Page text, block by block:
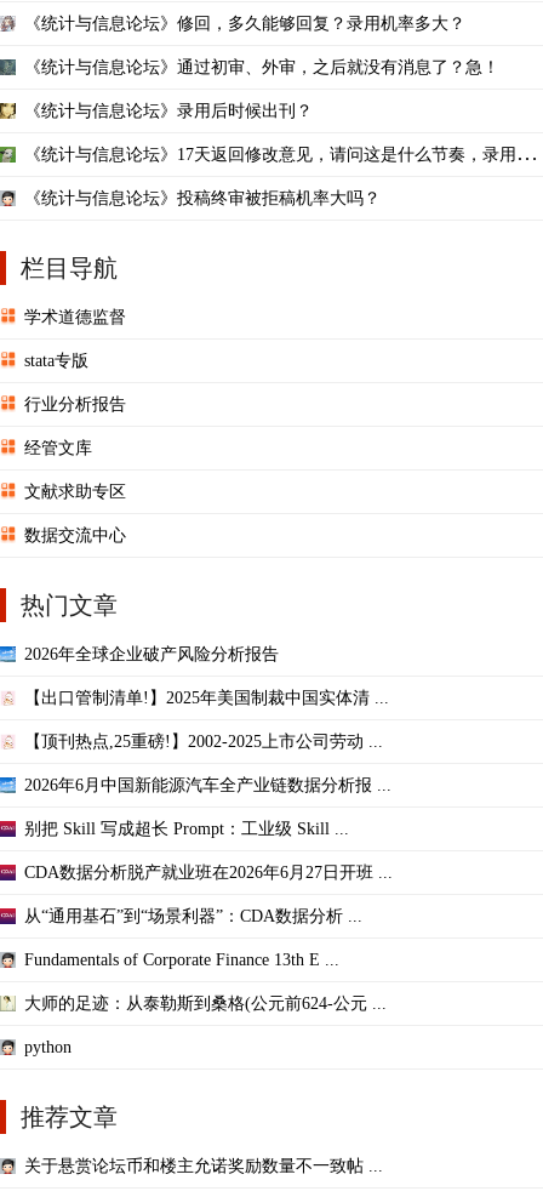
《统计与信息论坛》修回，多久能够回复？录用机率多大？
《统计与信息论坛》通过初审、外审，之后就没有消息了？急！
《统计与信息论坛》录用后时候出刊？
《统计与信息论坛》17天返回修改意见，请问这是什么节奏，录用的
《统计与信息论坛》投稿终审被拒稿机率大吗？
栏目导航
学术道德监督
stata专版
行业分析报告
经管文库
文献求助专区
数据交流中心
热门文章
2026年全球企业破产风险分析报告
【出口管制清单!】2025年美国制裁中国实体清 ...
【顶刊热点,25重磅!】2002-2025上市公司劳动 ...
2026年6月中国新能源汽车全产业链数据分析报 ...
别把 Skill 写成超长 Prompt：工业级 Skill ...
CDA数据分析脱产就业班在2026年6月27日开班 ...
从“通用基石”到“场景利器”：CDA数据分析 ...
Fundamentals of Corporate Finance 13th E ...
大师的足迹：从泰勒斯到桑格(公元前624-公元 ...
python
推荐文章
关于悬赏论坛币和楼主允诺奖励数量不一致帖 ...